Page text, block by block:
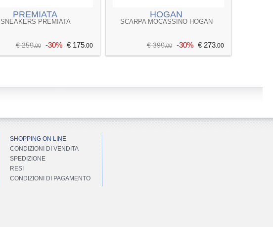
PREMIATA
SNEAKERS PREMIATA
€ 250.00 -30% € 175.00
HOGAN
SCARPA MOCASSINO HOGAN
€ 390.00 -30% € 273.00
SHOPPING ON LINE
CONDIZIONI DI VENDITA
SPEDIZIONE
RESI
CONDIZIONI DI PAGAMENTO